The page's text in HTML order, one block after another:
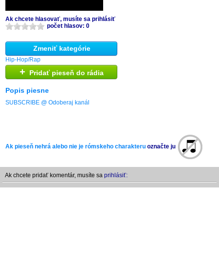
Ak chcete hlasovať, musíte sa prihlásiť
počet hlasov: 0
Zmeniť kategórie
Hip-Hop/Rap
+ Pridať pieseň do rádia
Popis piesne
SUBSCRIBE @ Odoberaj kanál
Ak pieseň nehrá alebo nie je rómskeho charakteru označte ju
Ak chcete pridať komentár, musíte sa prihlásiť: